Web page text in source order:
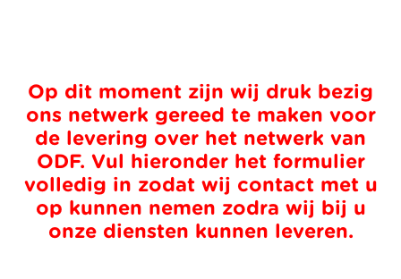
Op dit moment zijn wij druk bezig
ons netwerk gereed te maken voor
de levering over het netwerk van
ODF. Vul hieronder het formulier
volledig in zodat wij contact met u
op kunnen nemen zodra wij bij u
onze diensten kunnen leveren.